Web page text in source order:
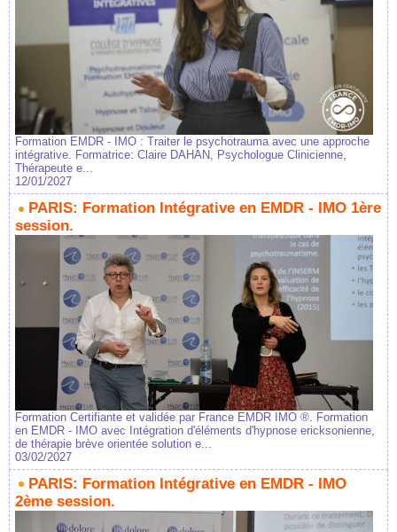
Formation EMDR - IMO : Traiter le psychotrauma avec une approche
intégrative. Formatrice: Claire DAHAN, Psychologue Clinicienne,
Thérapeute e...
12/01/2027
PARIS: Formation Intégrative en EMDR - IMO 1ère
session.
Formation Certifiante et validée par France EMDR IMO ®. Formation
en EMDR - IMO avec Intégration d'éléments d'hypnose ericksonienne,
de thérapie brève orientée solution e...
03/02/2027
PARIS: Formation Intégrative en EMDR - IMO
2ème session.